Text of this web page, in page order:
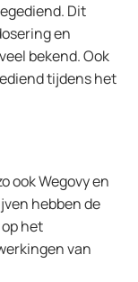
Dit
en
bekend. Ook
tijdens het
ook Wegovy en
hebben de
het
van